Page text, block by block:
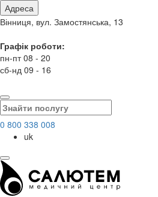
Адреса
Вінниця, вул. Замостянська, 13
Графік роботи:
пн-пт 08 - 20
сб-нд 09 - 16
0 800 338 008
uk